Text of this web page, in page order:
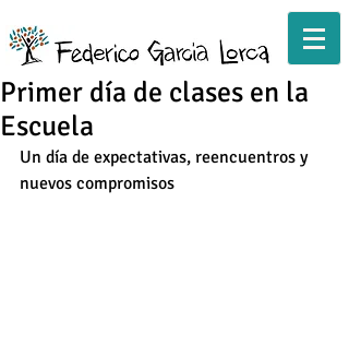
Primer día de clases en la
Escuela
Un día de expectativas, reencuentros y
nuevos compromisos